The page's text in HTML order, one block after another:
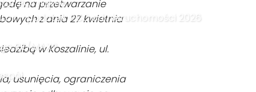
ROI najmu
– podatek PCC od nieruchomości 2026
RE/MAX?
na przetwarzanie
z dnia 27 kwietnia
w Koszalinie, ul.
usunięcia, ograniczenia